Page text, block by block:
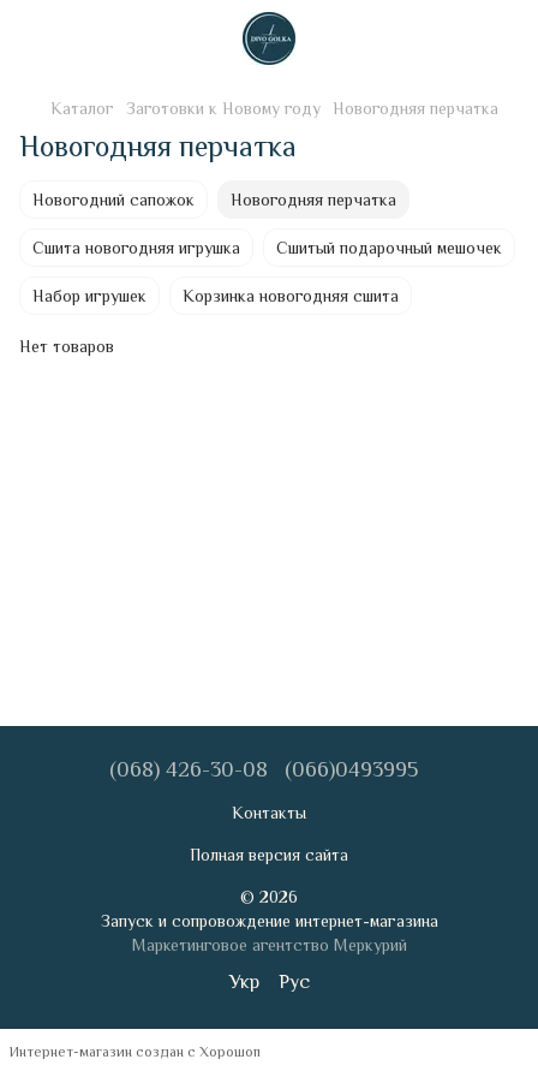
Каталог Заготовки к Новому году Новогодняя перчатка
Новогодняя перчатка
Новогодний сапожок Новогодняя перчатка
Сшита новогодняя игрушка Сшитый подарочный мешочек
Набор игрушек Корзинка новогодняя сшита
Нет товаров
(068) 426-30-08 (066)0493995
Контакты
Полная версия сайта
© 2026
Запуск и сопровождение интернет-магазина
Маркетинговое агентство Меркурий
Укр Рус
Интернет-магазин создан с Хорошоп